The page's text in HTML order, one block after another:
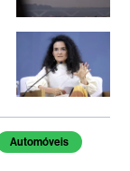
Automóveis